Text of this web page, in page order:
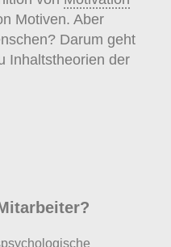
und was ihn
zu lernen: Sucht er
motiviert ihn
(mehr
gutes soziales
unsere
zu verbinden?
nur, wenn die
Motiven. Aber
Darum geht
Inhaltstheorien der